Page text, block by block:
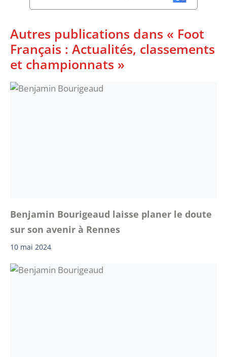
Autres publications dans « Foot
Français : Actualités, classements
et championnats »
Benjamin Bourigeaud laisse planer le doute
sur son avenir à Rennes
10 mai 2024